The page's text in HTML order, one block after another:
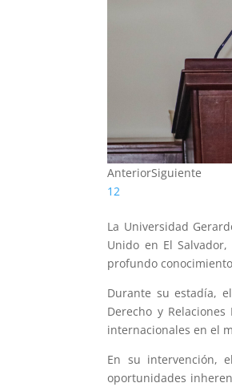
AnteriorSiguiente
1 2
La Universidad
Unido en El
profundo
Durante su estadía,
Derecho y
internacionales en el
En su intervención,
oportunidades